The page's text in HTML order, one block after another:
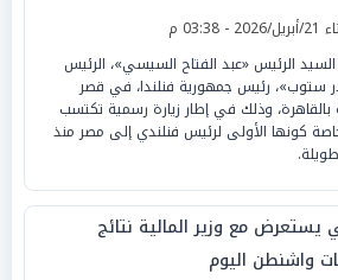
03:38 م
الرئيس «عبد الفتاح السيسي»، الرئيس
ستوب»، رئيس جمهورية فنلندا، في قصر
بالقاهرة، وذلك في إطار زيارة رسمية تكتسب
كونها الأولى لرئيس فنلندي إلى مصر منذ
يستعرض مع وزير المالية نتائج
واشنطن اليوم